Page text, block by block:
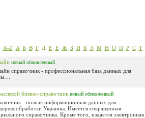
A-Z А Б В Г Д Е Ё Ж З И К Л М Н О П Р С Т
новый обновленный
справочник - профессиональная база данных для
бизнес-справочник новый обновленный
- полная информационная данных для
Украины. Имеется сокращенная
справочника. Кроме того, издается электронная